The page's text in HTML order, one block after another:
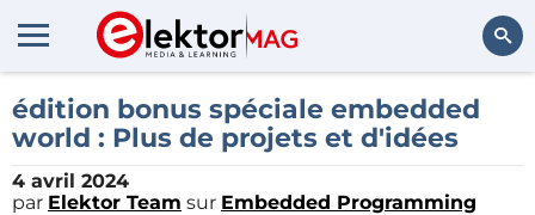
Rechercher
édition bonus spéciale embedded
world : Plus de projets et d'idées
4 avril 2024
par Elektor Team sur Embedded Programming